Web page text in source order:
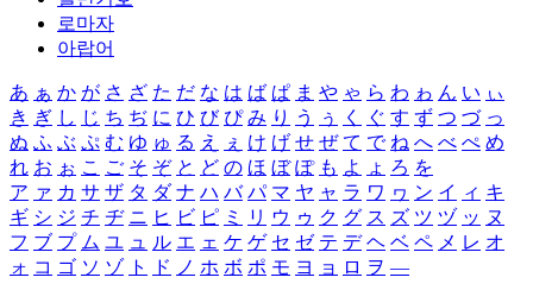
로마자
아랍어
あ ぁ か が さ ざ た だ な は ば ぱ ま や ゃ ら わ ゎ ん い ぃ
き ぎ し じ ち ぢ に ひ び ぴ み り う ぅ く ぐ す ず つ づ っ
ぬ ふ ぶ ぷ む ゆ ゅ る え ぇ け げ せ ぜ て で ね へ べ ぺ め
れ お ぉ こ ご そ ぞ と ど の ほ ぼ ぽ も よ ょ ろ を
ア ァ カ サ ザ タ ダ ナ ハ バ パ マ ヤ ャ ラ ワ ヮ ン イ ィ キ
ギ シ ジ チ ヂ ニ ヒ ビ ピ ミ リ ウ ゥ ク グ ス ズ ツ ヅ ッ ヌ
フ ブ プ ム ユ ュ ル エ ェ ケ ゲ セ ゼ テ デ ヘ ベ ペ メ レ オ
ォ コ ゴ ソ ゾ ト ド ノ ホ ボ ポ モ ヨ ョ ロ ヲ ―